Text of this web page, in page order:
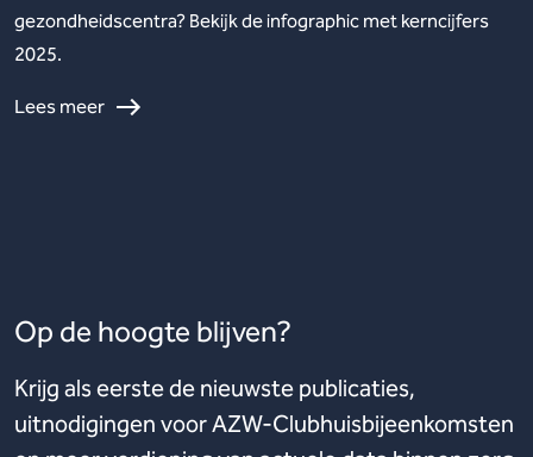
gezondheidscentra? Bekijk de infographic met kerncijfers
2025.
Lees meer
Op de hoogte blijven?
Krijg als eerste de nieuwste publicaties,
uitnodigingen voor AZW-Clubhuisbijeenkomsten